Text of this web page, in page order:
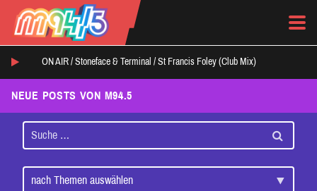
ON AIR / Stoneface & Terminal / St Francis Foley (Club Mix)
NEUE POSTS VON M94.5